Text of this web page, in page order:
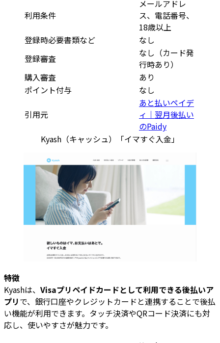
利用条件
メールアドレ
ス、電話番号、
18歳以上
登録時必要書類など
なし
登録審査
なし（カード発
行時あり）
購入審査
あり
ポイント付与
なし
引用元
あと払いペイデ
ィ｜翌月後払い
のPaidy
Kyash（キャッシュ）「イマすぐ入金」
特徴
Kyashは、 Visaプリペイドカードとして利用できる後払いア
プリで、銀行口座やクレジットカードと連携することで後払
い機能が利用できます。タッチ決済やQRコード決済にも対
応し、使いやすさが魅力です。